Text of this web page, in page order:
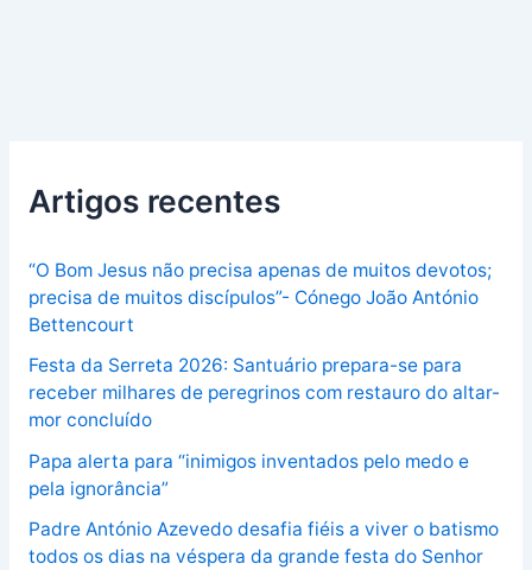
Artigos recentes
“O Bom Jesus não precisa apenas de muitos devotos;
precisa de muitos discípulos”- Cónego João António
Bettencourt
Festa da Serreta 2026: Santuário prepara-se para
receber milhares de peregrinos com restauro do altar-
mor concluído
Papa alerta para “inimigos inventados pelo medo e
pela ignorância”
Padre António Azevedo desafia fiéis a viver o batismo
todos os dias na véspera da grande festa do Senhor